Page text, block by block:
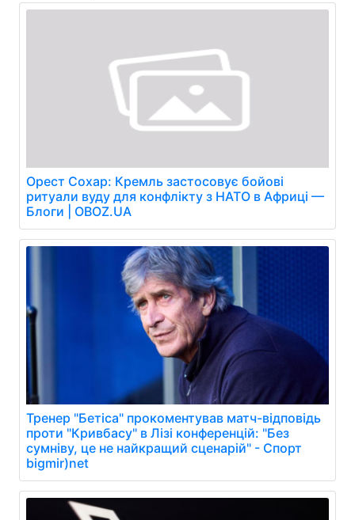
Орест Сохар: Кремль застосовує бойові
ритуали вуду для конфлікту з НАТО в Африці —
Блоги | OBOZ.UA
Тренер "Бетіса" прокоментував матч-відповідь
проти "Кривбасу" в Лізі конференцій: "Без
сумніву, це не найкращий сценарій" - Спорт
bigmir)net